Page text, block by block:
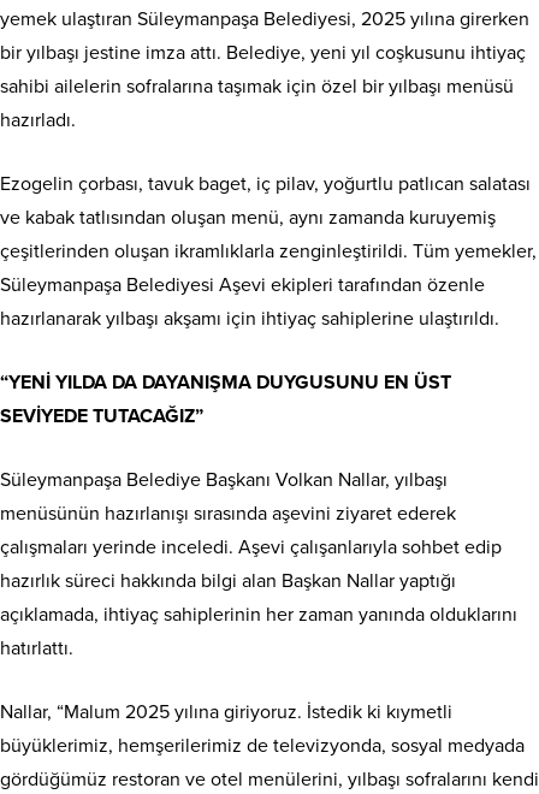
yemek ulaştıran Süleymanpaşa Belediyesi, 2025 yılına girerken
bir yılbaşı jestine imza attı. Belediye, yeni yıl coşkusunu ihtiyaç
sahibi ailelerin sofralarına taşımak için özel bir yılbaşı menüsü
hazırladı.
Ezogelin çorbası, tavuk baget, iç pilav, yoğurtlu patlıcan salatası
ve kabak tatlısından oluşan menü, aynı zamanda kuruyemiş
çeşitlerinden oluşan ikramlıklarla zenginleştirildi. Tüm yemekler,
Süleymanpaşa Belediyesi Aşevi ekipleri tarafından özenle
hazırlanarak yılbaşı akşamı için ihtiyaç sahiplerine ulaştırıldı.
“YENİ YILDA DA DAYANIŞMA DUYGUSUNU EN ÜST
SEVİYEDE TUTACAĞIZ”
Süleymanpaşa Belediye Başkanı Volkan Nallar, yılbaşı
menüsünün hazırlanışı sırasında aşevini ziyaret ederek
çalışmaları yerinde inceledi. Aşevi çalışanlarıyla sohbet edip
hazırlık süreci hakkında bilgi alan Başkan Nallar yaptığı
açıklamada, ihtiyaç sahiplerinin her zaman yanında olduklarını
hatırlattı.
Nallar, “Malum 2025 yılına giriyoruz. İstedik ki kıymetli
büyüklerimiz, hemşerilerimiz de televizyonda, sosyal medyada
gördüğümüz restoran ve otel menülerini, yılbaşı sofralarını kendi